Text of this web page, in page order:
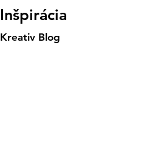
Inšpirácia
Kreativ Blog